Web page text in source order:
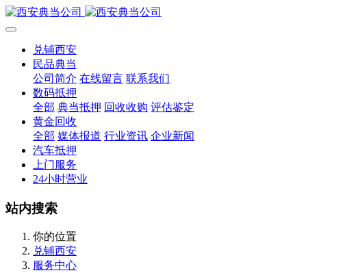
兑铺西安
民品典当
公司简介 在线留言 联系我们
数码抵押
全部 典当抵押 回收收购 评估鉴定
黄金回收
全部 媒体报道 行业资讯 企业新闻
汽车抵押
上门服务
24小时营业
站内搜索
你的位置
兑铺西安
服务中心